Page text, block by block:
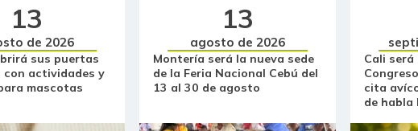
Badea
Bagre rayado en postas
congelado
Bagre rayado entero
13
de 2026
sus puertas
con actividades y
mascotas
13
agosto de 2026
Montería será la nueva sede
de la Feria Nacional Cebú del
13 al 30 de agosto
Cali será
cita
de habla